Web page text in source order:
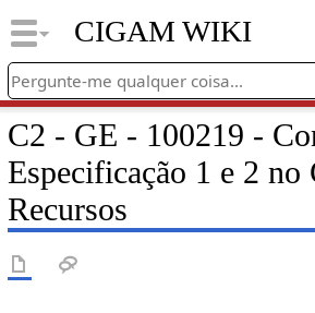
CIGAM WIKI
C2 - GE - 100219 -
Especificação 1 e 2 no
Recursos